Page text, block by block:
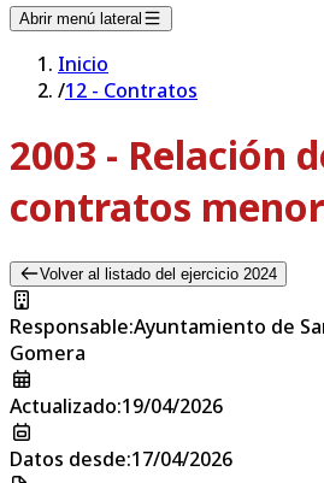
Abrir menú lateral
Inicio
/12 - Contratos
2003 - Relación
contratos
Volver al listado del ejercicio 2024
Responsable:Ayuntamiento de
Gomera
Actualizado:19/04/2026
Datos desde:17/04/2026